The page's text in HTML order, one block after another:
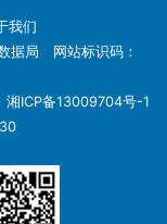
我们
据局 网站标识码：
湘ICP备13009704号-1